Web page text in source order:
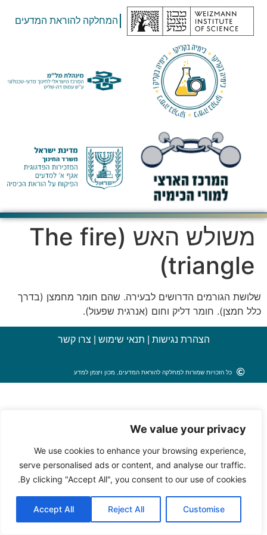
We value your privacy
We use cookies to enhance your browsing experience,
serve personalised ads or content, and analyse our traffic.
By clicking "Accept All", you consent to our use of cookies.
Customise
Reject All
Accept All
המחלקה להוראת המדעים
משולש האש (The fire
triangle)
שלושת הגורמים הדרושים לבעירה. שהם חומר מחמצן (בדרך
כלל חמצן). חומר דליק וחום (אנרגית שפעול).
כל הזכויות שמורות למחלקה להוראת המדעים, מכון ויצמן למדע
הצהרת נגישות תנאי שימוש צרו קשר